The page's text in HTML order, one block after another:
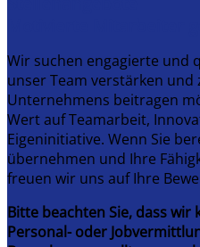
Wir suchen engagierte und
unser Team verstärken und
Unternehmens beitragen
Wert auf Teamarbeit,
Eigeninitiative. Wenn Sie
übernehmen und Ihre
freuen wir uns auf Ihre
Bitte beachten Sie, dass
Personal- oder